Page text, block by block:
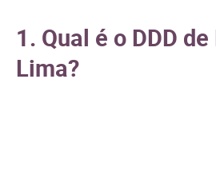
1. Qual é o DDD
Lima?